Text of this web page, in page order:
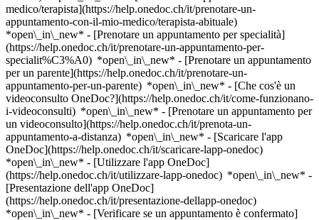
medico/terapista](https://help.onedoc.ch/it/prenotare-un-
appuntamento-con-il-mio-medico/terapista-abituale)
*open\_in\_new* - [Prenotare un appuntamento per specialità]
(https://help.onedoc.ch/it/prenotare-un-appuntamento-per-
specialit%C3%A0) *open\_in\_new* - [Prenotare un appuntamento
per un parente](https://help.onedoc.ch/it/prenotare-un-
appuntamento-per-un-parente) *open\_in\_new* - [Che cos'è un
videoconsulto OneDoc?](https://help.onedoc.ch/it/come-funzionano-
i-videoconsulti) *open\_in\_new* - [Prenotare un appuntamento per
un videoconsulto](https://help.onedoc.ch/it/prenota-un-
appuntamento-a-distanza) *open\_in\_new* - [Scaricare l'app
OneDoc](https://help.onedoc.ch/it/scaricare-lapp-onedoc)
*open\_in\_new* - [Utilizzare l'app OneDoc]
(https://help.onedoc.ch/it/utilizzare-lapp-onedoc) *open\_in\_new* -
[Presentazione dell'app OneDoc]
(https://help.onedoc.ch/it/presentazione-dellapp-onedoc)
*open\_in\_new* - [Verificare se un appuntamento è confermato](https://help.onedoc.ch/it/verificare-se-un-appuntamento-%C3%A8-confermato) *open\_in\_new* - [Annullare un appuntamento prenotato online su OneDoc](https://help.onedoc.ch/it/annullare-un-appuntamento-prenotato-online-su-onedoc) *open\_in\_new* - [Non ho ricevuto la conferma dell'appuntamento](https://help.onedoc.ch/it/non-ho-ricevuto-la-conferma-dellappuntamento) *open\_in\_new* [Vedi tutti i nostri articoli *open\_in\_new*](https://help.onedoc.ch/it/) close ## Modifica la ricerca ![Casa con segno più che indica che la consultazione può essere effettuata in sede](https://www.onedoc.ch/assets/images/icons/on-site.svg) In loco ![Fotocamera con simbolo play che indica che la consultazione può essere effettuata a distanza in video](https://www.onedoc.ch/assets/images/icons/remote.svg) A distanza Cerca #### Specialità #### Professionisti #### Istituti edit Terapista in riflessologia a La Neuveville tune Filtra per Nuovo paziente*keyboard\_arrow\_down* - Accettato*check\_circle* Lingua parlata*keyboard\_arrow\_down* - Francese*check\_circle* - Inglese*check\_circle* - Italiano*check\_circle* - Portoghese*check\_circle* - Spagnolo*check\_circle* - Svedese*check\_circle* - Tedesco*check\_circle* Sesso*keyboard\_arrow\_down* - Donna*check\_circle* - Uomo*check\_circle* Rete*keyboard\_arrow\_down* - ASCA*check\_circle* - RME*check\_circle* Disponibilità*keyboard\_arrow\_down* - Disponibile oggi*check\_circle* - Entro i prossimi 3 giorni*check\_circle* - Entro i prossimi 7 giorni*check\_circle* - Entro i prossimi 14 giorni*check\_circle* # __Terapista in riflessologia__ a __La Neuveville__: prenota il tuo appuntamento online oggi ## 1 risultato a La Neuveville [![Sig.ra Alyssa Fernandes, massaggiatrice classica a La Neuveville](https://assets.onedoc.ch/images/users/91116e77b1c16a6bdffeaf1f20ed917609a942e0fc774aff071dc1bf292ba85b-small.jpg "Sig.ra Alyssa Fernandes, massaggiatrice classica a La Neuveville")](https://www.onedoc.ch/it/massaggiatrice-classica/la-neuveville/pctt3/alyssa-fernandes) ### [Sig.ra Alyssa Fernandes](https://www.onedoc.ch/it/massaggiatrice-classica/la-neuveville/pctt3/alyssa-fernandes) ![Badge che indica un profilo verificato](https://www.onedoc.ch/assets/images/icons/checkmark.svg) [Massaggiatrice classica](https://www.onedoc.ch/it/massaggiatore-classico/la-neuveville), Terapista in riflessologia Natur'Aly Grand-Rue 2 2520 La Neuveville ![Sig.ra Alyssa Fernandes è affiliata alla rete ASCA](https://assets.onedoc.ch/images/networks/logos/496d325fd4282f2f0a46197dd629fd16fcd2d324839e441a2a65aaa74df08a15-small.png) ![Icona paziente con segno più che indica che il professionista accetta nuovi pazienti](https://www.onedoc.ch/assets/images/icons/new-patients.svg)Accetta nuovi pazienti [Prenota un appuntamento](https://www.onedoc.ch/it/massaggiatrice-classica/la-neuveville/pctt3/alyssa-fernandes) *chevron\_left* lun 03 ago *chevron\_right* Vedi più appuntamenti *error\_outline* Si è verificato un errore durante il caricamento della disponibilità [Riprova](https://www.onedoc.ch) ## __Terapisti in riflessologia__: altri specialisti sono disponibili online nei pressi di __La Neuveville__ [![Sig.ra Annick Hermann, terapista in riflessologia a Prêles](https://assets.onedoc.ch/images/users/d30369ff6eea390a853b931a7eacbc52c525cf11e53aea1528c44e9f46e81ece-small.jpg "Sig.ra Annick Hermann, terapista in riflessologia a Prêles")](https://www.onedoc.ch/it/terapista-in-riflessologia/preles/pb62n/annick-hermann) ### [Sig.ra Annick Hermann](https://www.onedoc.ch/it/terapista-in-riflessologia/preles/pb62n/annick-hermann) ![Badge che indica un profilo verificato](https://www.onedoc.ch/assets/images/icons/checkmark.svg) [Terapista in riflessologia](https://www.onedoc.ch/it/terapista-in-riflessologia/preles) Prêles, à l'essenciel La Chaîne 6 2515 Prêles ![Sig.ra Annick Hermann è affiliata alla rete ASCA](https://assets.onedoc.ch/images/networks/logos/496d325fd4282f2f0a46197dd629fd16fcd2d324839e441a2a65aaa74df08a15-small.png)![Sig.ra Annick Hermann è affiliata alla rete RME](https://assets.onedoc.ch/images/networks/logos/a202aabd14cdddb5ff03205af2481fb805645ff903773c55a6c572d22f23762e-small.png) ![Icona paziente con segno più che indica che il professionista accetta nuovi pazienti](https://www.onedoc.ch/assets/images/icons/new-patients.svg)Accetta nuovi pazienti [Prenota un appuntamento](https://www.onedoc.ch/it/terapista-in-riflessologia/preles/pb62n/annick-hermann) *chevron\_left* lun 03 ago *chevron\_right* Vedi più appuntamenti *error\_outline* Si è verificato un errore durante il caricamento della disponibilità [Riprova](https://www.onedoc.ch) [![Sig. Samir Haidar, massaggiatore classico a Tschugg](https://assets.onedoc.ch/images/users/1b7ecb761c574848e220c1c8f0d14e2c21ecc4b5fd7c29c586440684dd94edd2-small.jpg "Sig. Samir Haidar, massaggiatore classico a Tschugg")](https://www.onedoc.ch/it/massaggiatore-classico/tschugg/pcsa7/samir-haidar) ### [Sig. Samir Haidar](https://www.onedoc.ch/it/massaggiatore-classico/tschugg/pcsa7/samir-haidar) ![Badge che indica un profilo verificato](https://www.onedoc.ch/assets/images/icons/checkmark.svg) [Massaggiatore classico](https://www.onedoc.ch/it/massaggiatore-classico/tschugg), [Terapista in riflessologia](https://www.onedoc.ch/it/terapista-in-riflessologia/tschugg) Cabinet de Samir Haidar - SaMasse (Rehaklinik Tschugg) Bethesda 6 3233 Tschugg ![Sig. Samir Haidar è affiliato alla rete ASCA](https://assets.onedoc.ch/images/networks/logos/496d325fd4282f2f0a46197dd629fd16fcd2d324839e441a2a65aaa74df08a15-small.png)![Sig. Samir Haidar è affiliato alla rete RME](https://assets.onedoc.ch/images/networks/logos/a202aabd14cdddb5ff03205af2481fb805645ff903773c55a6c572d22f23762e-small.png) ![Icona paziente con segno più che indica che il professionista accetta nuovi pazienti](https://www.onedoc.ch/assets/images/icons/new-patients.svg)Accetta nuovi pazienti [Prenota un appuntamento](https://www.onedoc.ch/it/massaggiatore-classico/tschugg/pcsa7/samir-haidar) *chevron\_left* lun 03 ago *chevron\_right* Vedi più appuntamenti *error\_outline* Si è verificato un errore durante il caricamento della disponibilità [Riprova](https://www.onedoc.ch) [![Sig.ra Maud Marrucho, terapista in massaggio medico a Cornaux](https://assets.onedoc.ch/images/users/c153f49941859aa54837619839d52b7c1179d91f793f321987f3d0fcde8014a5-small.png "Sig.ra Maud Marrucho, terapista in massaggio medico a Cornaux")](https://www.onedoc.ch/it/terapista-in-massaggio-medico/cornaux/pyrl/maud-marrucho) ### [Sig.ra Maud Marrucho](https://www.onedoc.ch/it/terapista-in-massaggio-medico/cornaux/pyrl/maud-marrucho) ![Badge che indica un profilo verificato](https://www.onedoc.ch/assets/images/icons/checkmark.svg) [Terapista in massaggio medico](https://www.onedoc.ch/it/terapista-in-massaggio-medico/cornaux), [Terapista in riflessologia](https://www.onedoc.ch/it/terapista-in-riflessologia/cornaux) [CESACO - Centre Santé Cornaux](https://www.onedoc.ch/it/studio-medicina-alternativa/cornaux/eqm2/cesaco-centre-sante-cornaux) Clos-Saint-Pierre 6 2087 Cornaux ![Sig.ra Maud Marrucho è affiliata alla rete ASCA](https://assets.onedoc.ch/images/networks/logos/496d325fd4282f2f0a46197dd629fd16fcd2d324839e441a2a65aaa74df08a15-small.png)![Sig.ra Maud Marrucho è affiliata alla rete RME](https://assets.onedoc.ch/images/networks/logos/a202aabd14cdddb5ff03205af2481fb805645ff903773c55a6c572d22f23762e-small.png) ![Icona paziente con segno più che indica che il professionista accetta nuovi pazienti](https://www.onedoc.ch/assets/images/icons/new-patients.svg)Accetta nuovi pazienti [Prenota un appuntamento](https://www.onedoc.ch/it/terapista-in-massaggio-medico/cornaux/pyrl/maud-marrucho) *chevron\_left* lun 03 ago *chevron\_right* Vedi più appuntamenti *error\_outline* Si è verificato un errore durante il caricamento della disponibilità [Riprova](https://www.onedoc.ch) [![Sig.ra Anaëlle Feller, terapista in riflessologia a Ins](https://assets.onedoc.ch/images/users/f5438d62ca3cda90fb31f45677e184c40d8226780c338cfdf51e774c013225c6-small.jpg "Sig.ra Anaëlle Feller, terapista in riflessologia a Ins")](https://www.onedoc.ch/it/terapista-in-riflessologia/ins/pckmg/anaelle-feller) ### [Sig.ra Anaëlle Feller](https://www.onedoc.ch/it/terapista-in-riflessologia/ins/pckmg/anaelle-feller) ![Badge che indica un profilo verificato](https://www.onedoc.ch/assets/images/icons/checkmark.svg) [Terapista in riflessologia](https://www.onedoc.ch/it/terapista-in-riflessologia/ins) taksu Ins Erlachstrasse 2 3232 Ins ![Sig.ra Anaëlle Feller è affiliata alla rete ASCA](https://assets.onedoc.ch/images/networks/logos/496d325fd4282f2f0a46197dd629fd16fcd2d324839e441a2a65aaa74df08a15-small.png)![Sig.ra Anaëlle Feller è affiliata alla rete RME](https://assets.onedoc.ch/images/networks/logos/a202aabd14cdddb5ff03205af2481fb805645ff903773c55a6c572d22f23762e-small.png) ![Icona paziente con segno più che indica che il professionista accetta nuovi pazienti](https://www.onedoc.ch/assets/images/icons/new-patients.svg)Accetta nuovi pazienti [Prenota un appuntamento](https://www.onedoc.ch/it/terapista-in-riflessologia/ins/pckmg/anaelle-feller) [![Sig.ra Aline Tettü, massaggiatrice classica a Mont-Vully](https://assets.onedoc.ch/images/users/d5205468916fe515622e9c8009a39393f2ea83be3d24b4d616cd9c7b81ddc18d-small.png "Sig.ra Aline Tettü, massaggiatrice classica a Mont-Vully")](https://www.onedoc.ch/it/massaggiatrice-classica/mont-vully/pcynb/aline-tettu) ### [Sig.ra Aline Tettü](https://www.onedoc.ch/it/massaggiatrice-classica/mont-vully/pcynb/aline-tettu) ![Badge che indica un profilo verificato](https://www.onedoc.ch/assets/images/icons/checkmark.svg) [Massaggiatrice classica](https://www.onedoc.ch/it/massaggiatore-classico/mont-vully), [Terapista in riflessologia](https://www.onedoc.ch/it/terapista-in-riflessologia/mont-vully) [Drain & Glow